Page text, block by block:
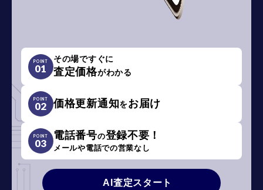
POINT
01
その場ですぐに
査定価格がわかる
POINT
02 価格更新通知をお届け
POINT
03
電話番号の登録不要！
メールや電話での営業なし
AI査定スタート